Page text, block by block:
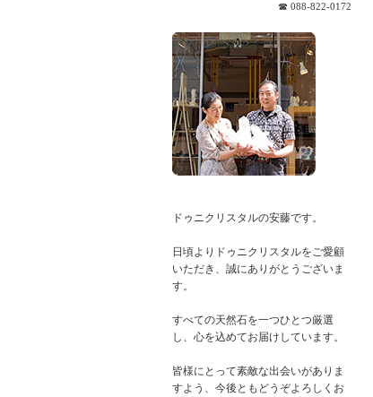
☎ 088-822-0172
ドゥニクリスタルの安藤です。
日頃よりドゥニクリスタルをご愛顧
いただき、誠にありがとうございま
す。
すべての天然石を一つひとつ厳選
し、心を込めてお届けしています。
皆様にとって素敵な出会いがありま
すよう、今後ともどうぞよろしくお